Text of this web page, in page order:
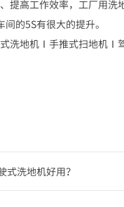
提高工作效率，工厂用
的5S有很大的提升。
洗地机Ⅰ手推式扫地机
式洗地机好用？